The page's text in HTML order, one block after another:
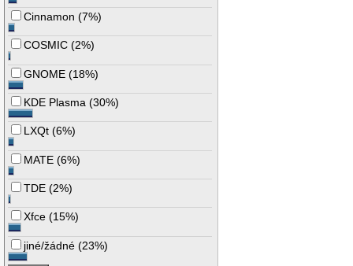
Cinnamon (7%)
COSMIC (2%)
GNOME (18%)
KDE Plasma (30%)
LXQt (6%)
MATE (6%)
TDE (2%)
Xfce (15%)
jiné/žádné (23%)